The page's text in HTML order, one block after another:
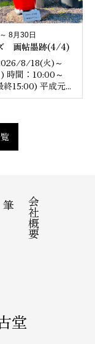
8月30日
画帖墨跡(4/4)
8/18(火)～
時間：10:00～
終15:00) 平成元...
会社概要
筆
堂